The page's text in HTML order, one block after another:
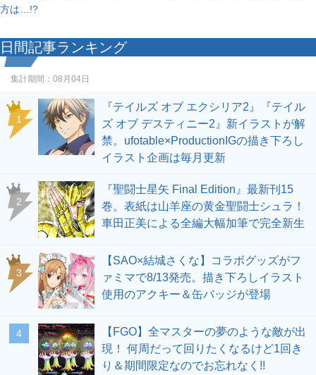
方は…!?
日間記事ランキング
集計期間： 08月04日
1
『テイルズ オブ エクシリア2』『テイル
ズ オブ デスティニー2』新イラストが解
禁。ufotable×ProductionIGの描き下ろし
イラスト企画は毎月更新
2
『聖闘士星矢 Final Edition』最新刊15
巻。表紙は山羊座の黄金聖闘士シュラ！
車田正美による全編大幅加筆で完全新生
3
【SAO×結城さくな】コラボグッズがフ
ァミマで8/13発売。描き下ろしイラスト
使用のアクキー＆缶バッジが登場
4
【FGO】全マスターの夢のような敵が出
現！ 何周だって回りたくなるけど1回き
り＆期間限定なのでお忘れなく!!